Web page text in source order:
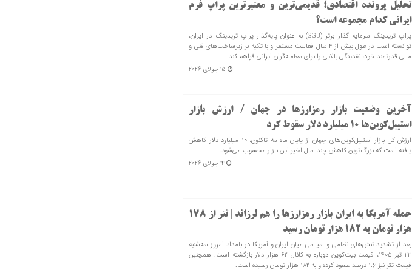
تحلیل پرونده اقتصادی؛ قدیمی‌ترین و معتبرترین پراپ فرم
ایرانی کدام مجموعه است؟
پراپ تریدینگ سرمایه گذار برتر (SGB) به عنوان پایه‌گذار پراپ تریدینگ در ایران،
توانسته است در طول بیش از ۴ سال فعالیت مستمر و با تکیه بر زیرساخت‌های فنی و
مالی قدرتمند خود، نقدینگی بالایی را برای معامله‌گران ایرانی فراهم کند.
15 جولای 2026
آخرین وضعیت بازار رمزارزها در جهان / ارزش بازار
استیبل‌کوین‌ها ۱۰ میلیارد دلار سقوط کرد
ارزش کل بازار استیبل‌کوین‌های جهان از پایان ماه مه تاکنون، ۱۰ میلیارد دلار کاهش
یافته است که بزرگ‌ترین کاهش چند سال اخیر این بازار محسوب می‌شود.
14 جولای 2026
حمله آمریکا به ایران بازار رمزارزها را هم لرزاند | تتر از ۱۷۸
هزار تومان به ۱۸۲ هزار تومان رسید
بعد از تشدید تنش‌های نظامی و سیاسی میان ایران و آمریکا در بامداد امروز سه‌شنبه
۲۳ تیر ۱۴۰۵، قیمت بیت‌کوین دوباره به کانال ۶۲ هزار دلار بازگشته است. همچنین
قیمت تتر نیز ۱.۶ درصد صعود کرده و به ۱۸۲ هزار تومان رسیده است.